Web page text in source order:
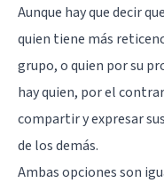
Aunque hay que decir
quien tiene más
grupo, o quien por su
hay quien, por el
compartir y expresar
de los demás.
Ambas opciones son